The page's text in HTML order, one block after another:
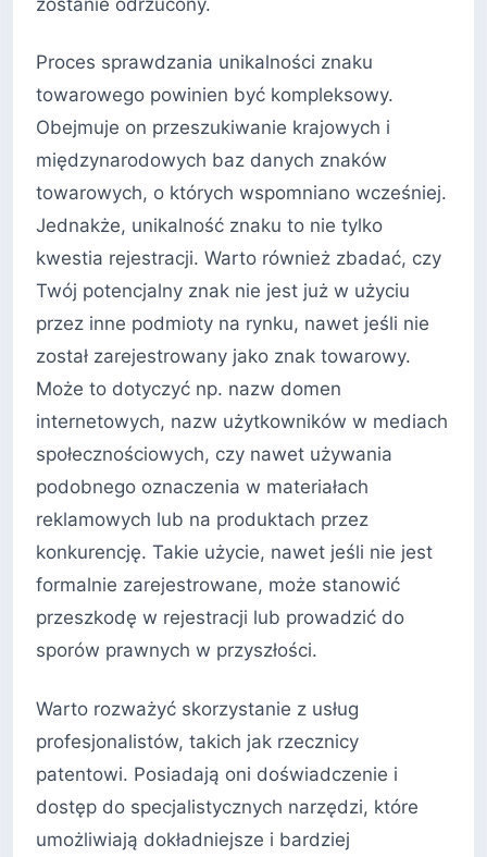
Proces sprawdzania unikalności znaku
towarowego powinien być kompleksowy.
Obejmuje on przeszukiwanie krajowych i
międzynarodowych baz danych znaków
towarowych, o których wspomniano wcześniej.
Jednakże, unikalność znaku to nie tylko
kwestia rejestracji. Warto również zbadać, czy
Twój potencjalny znak nie jest już w użyciu
przez inne podmioty na rynku, nawet jeśli nie
został zarejestrowany jako znak towarowy.
Może to dotyczyć np. nazw domen
internetowych, nazw użytkowników w mediach
społecznościowych, czy nawet używania
podobnego oznaczenia w materiałach
reklamowych lub na produktach przez
konkurencję. Takie użycie, nawet jeśli nie jest
formalnie zarejestrowane, może stanowić
przeszkodę w rejestracji lub prowadzić do
sporów prawnych w przyszłości.
Warto rozważyć skorzystanie z usług
profesjonalistów, takich jak rzecznicy
patentowi. Posiadają oni doświadczenie i
dostęp do specjalistycznych narzędzi, które
umożliwiają dokładniejsze i bardziej